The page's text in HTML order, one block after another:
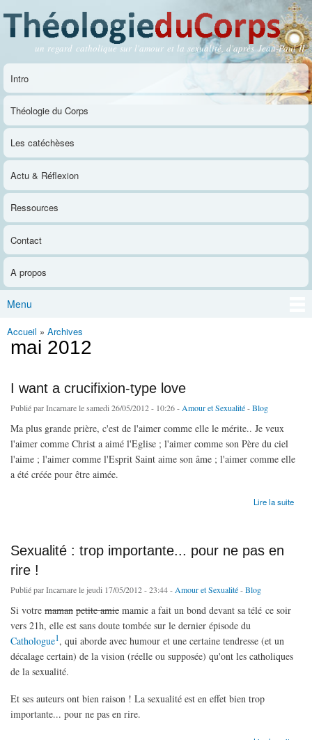
contenu
principal
Théologie du Corps
un regard catholique sur l'amour et la sexualité, d'après Jean-Paul II
Menu principal
Intro
Théologie du Corps
Les catéchèses
Actu & Réflexion
Ressources
Contact
A propos
Menu
Vous êtes ici
Accueil » Archives
mai 2012
I want a crucifixion-type love
Publié parIncarnarele samedi 26/05/2012 - 10:26 -Amour et Sexualité-Blog
Ma plus grande prière, c'est de l'aimer comme elle le mérite.. Je veux
l'aimer comme Christ a aimé l'Eglise ; l'aimer comme son Père du ciel
l'aime ; l'aimer comme l'Esprit Saint aime son âme ; l'aimer comme elle
a été créée pour être aimée.
Lire la suite
Sexualité : trop importante... pour ne pas en
rire !
Publié parIncarnarele jeudi 17/05/2012 - 23:44 - Amour et Sexualité-Blog
Si votre maman petite amie mamie a fait un bond devant sa télé ce soir
vers 21h, elle est sans doute tombée sur le dernier épisode du
Cathologue1, qui aborde avec humour et une certaine tendresse (et un
décalage certain) de la vision (réelle ou supposée) qu'ont les catholiques
de la sexualité.
Et ses auteurs ont bien raison ! La sexualité est en effet bien trop
importante... pour ne pas en rire.